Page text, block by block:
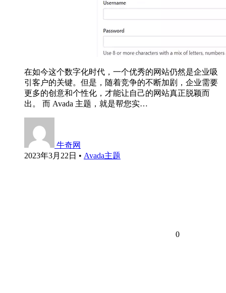
在如今这个数字化时代，一个优秀的网站仍然是企业吸
引客户的关键。但是，随着竞争的不断加剧，企业需要
更多的创意和个性化，才能让自己的网站真正脱颖而
出。 而 Avada 主题，就是帮您实…
牛奇网
2023年3月22日 • Avada主题
0